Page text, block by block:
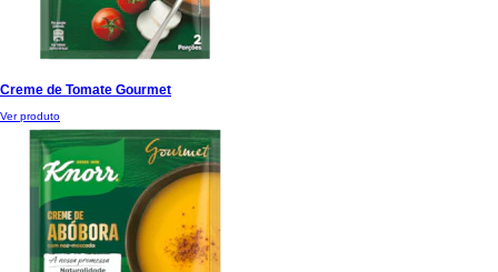
Creme de Tomate Gourmet
Ver produto